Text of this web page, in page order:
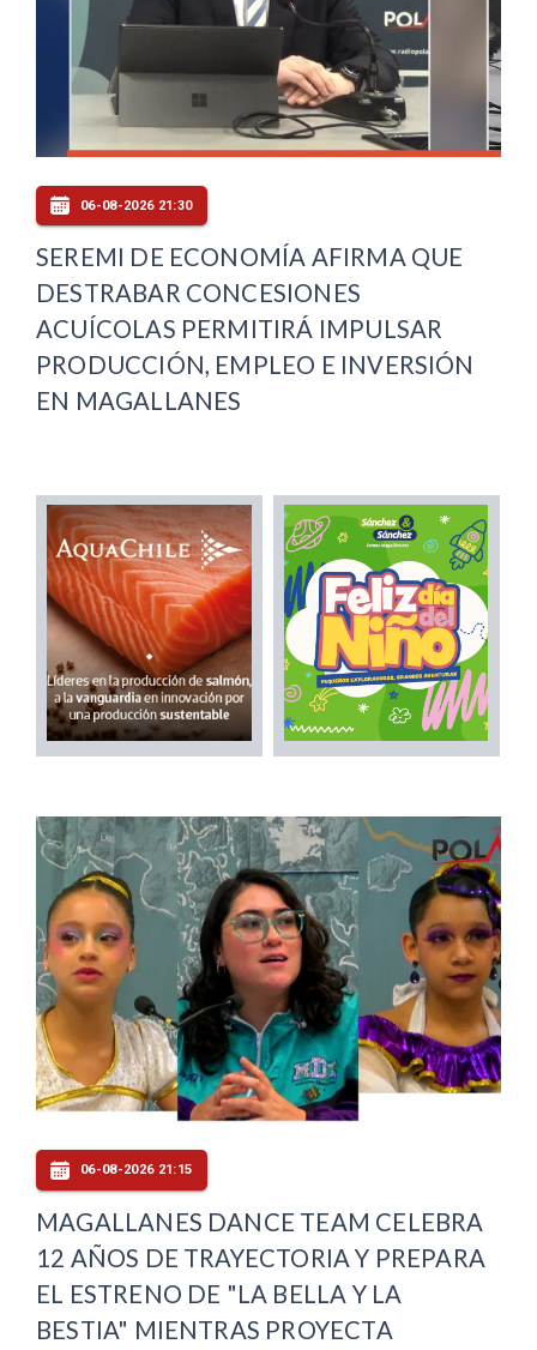
06-08-2026 21:30
SEREMI DE ECONOMÍA AFIRMA QUE
DESTRABAR CONCESIONES
ACUÍCOLAS PERMITIRÁ IMPULSAR
PRODUCCIÓN, EMPLEO E INVERSIÓN
EN MAGALLANES
06-08-2026 21:15
MAGALLANES DANCE TEAM CELEBRA
12 AÑOS DE TRAYECTORIA Y PREPARA
EL ESTRENO DE "LA BELLA Y LA
BESTIA" MIENTRAS PROYECTA